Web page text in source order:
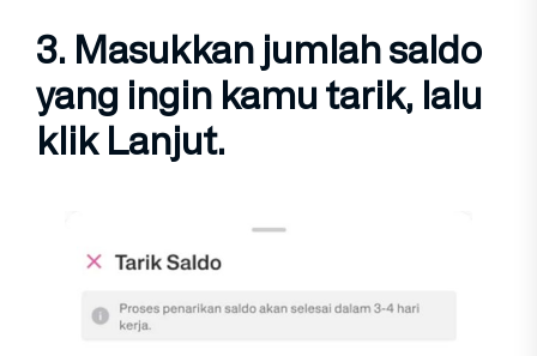
3. Masukkanjumlah saldo
yang ingin kamu tarik, lalu
klikLanjut.